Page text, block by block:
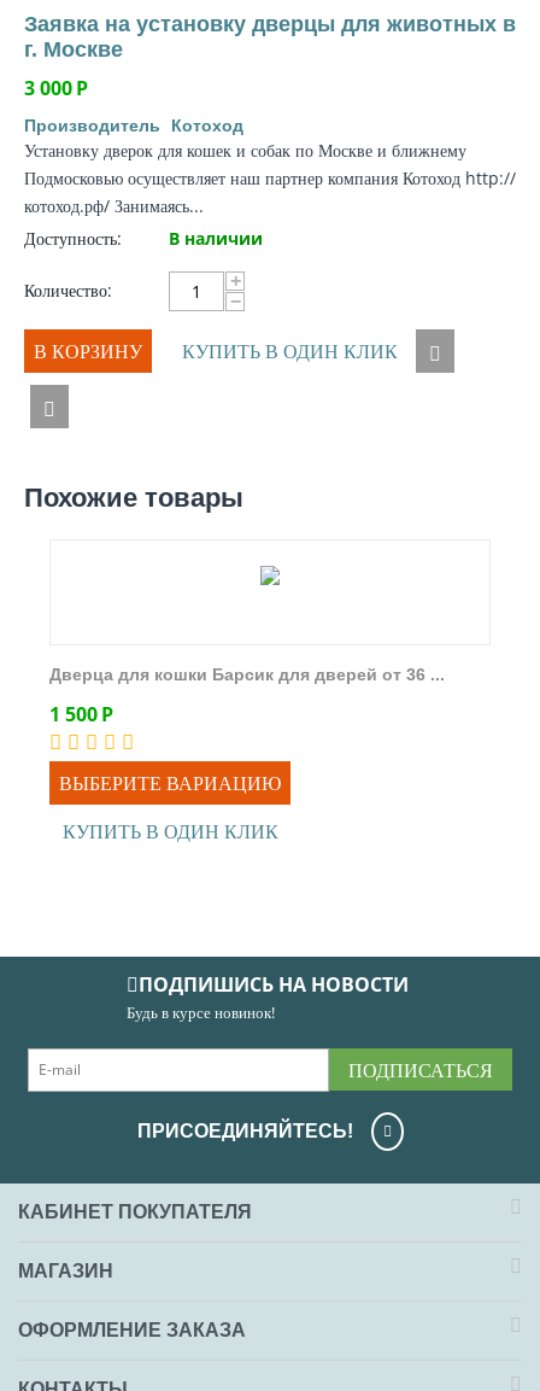
Заявка на установку дверцы для животных в
г. Москве
3 000Р
Производитель Котоход
Установку дверок для кошек и собак по Москве и ближнему
Подмосковью осуществляет наш партнер компания Котоход http://
котоход.рф/ Занимаясь...
Доступность:
В наличии
Количество:
+
−
В КОРЗИНУ КУПИТЬ В ОДИН КЛИК
Похожие товары
Дверца для кошки Барсик для дверей от 36 ...
1 500Р
ВЫБЕРИТЕ ВАРИАЦИЮ
КУПИТЬ В ОДИН КЛИК
ПОДПИШИСЬ НА НОВОСТИ
Будь в курсе новинок!
ПОДПИСАТЬСЯ
ПРИСОЕДИНЯЙТЕСЬ!
КАБИНЕТ ПОКУПАТЕЛЯ
МАГАЗИН
ОФОРМЛЕНИЕ ЗАКАЗА